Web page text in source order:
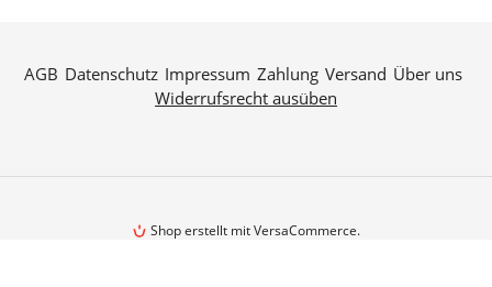
AGB Datenschutz Impressum Zahlung Versand Über uns
Widerrufsrecht ausüben
Shop erstellt mit VersaCommerce.